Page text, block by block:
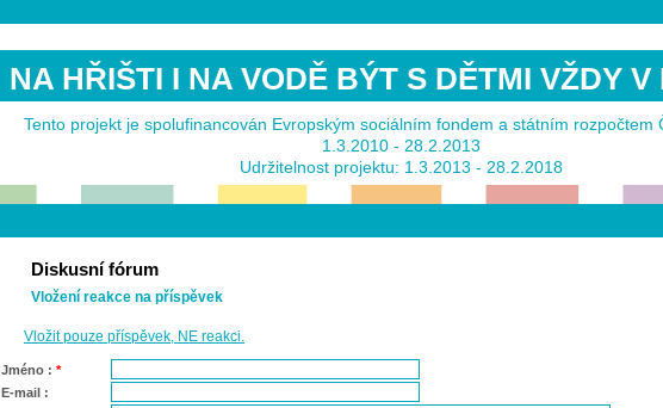
NA HŘIŠTI I NA VODĚ BÝT S DĚTMI VŽDY V
Tento projekt je spolufinancován Evropským sociálním fondem a státním rozpočtem
1.3.2010 - 28.2.2013
Udržitelnost projektu: 1.3.2013 - 28.2.2018
Diskusní fórum
Vložení reakce na příspěvek
Vložit pouze příspěvek, NE reakci.
Jméno : *
E-mail :